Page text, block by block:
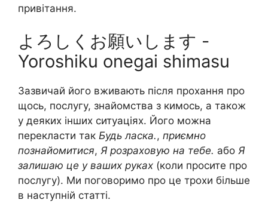
привітання.
よろしくお願いします -
Yoroshiku onegai shimasu
Зазвичай його вживають після прохання про
щось, послугу, знайомства з кимось, а також
у деяких інших ситуаціях. Його можна
перекласти так Будь ласка., приємно
познайомитися, Я розраховую на тебе. або Я
залишаю це у ваших руках (коли просите про
послугу). Ми поговоримо про це трохи більше
в наступній статті.